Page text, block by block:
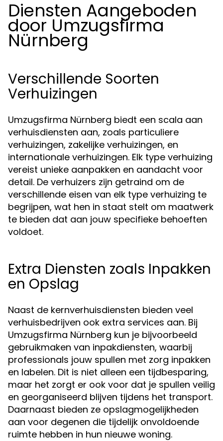
Diensten Aangeboden
door Umzugsfirma
Nürnberg
Verschillende Soorten
Verhuizingen
Umzugsfirma Nürnberg biedt een scala aan
verhuisdiensten aan, zoals particuliere
verhuizingen, zakelijke verhuizingen, en
internationale verhuizingen. Elk type verhuizing
vereist unieke aanpakken en aandacht voor
detail. De verhuizers zijn getraind om de
verschillende eisen van elk type verhuizing te
begrijpen, wat hen in staat stelt om maatwerk
te bieden dat aan jouw specifieke behoeften
voldoet.
Extra Diensten zoals Inpakken
en Opslag
Naast de kernverhuisdiensten bieden veel
verhuisbedrijven ook extra services aan. Bij
Umzugsfirma Nürnberg kun je bijvoorbeeld
gebruikmaken van inpakdiensten, waarbij
professionals jouw spullen met zorg inpakken
en labelen. Dit is niet alleen een tijdbesparing,
maar het zorgt er ook voor dat je spullen veilig
en georganiseerd blijven tijdens het transport.
Daarnaast bieden ze opslagmogelijkheden
aan voor degenen die tijdelijk onvoldoende
ruimte hebben in hun nieuwe woning.